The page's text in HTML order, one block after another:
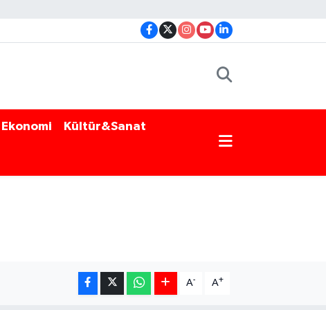
Ekonomi Kültür&Sanat
A- A+